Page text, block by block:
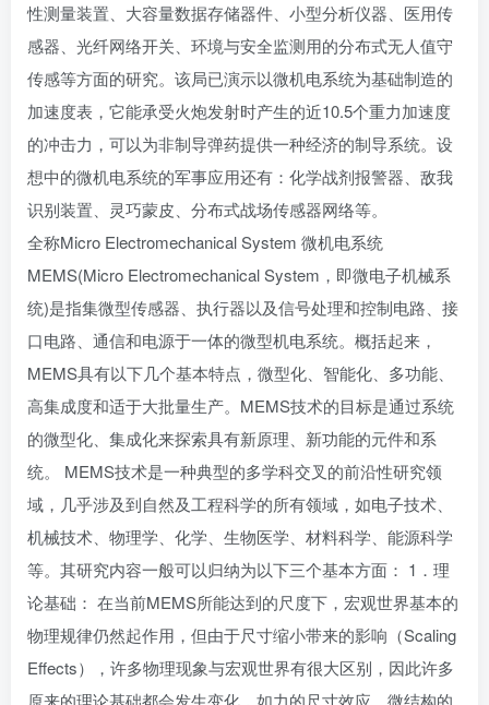
性测量装置、大容量数据存储器件、小型分析仪器、医用传
感器、光纤网络开关、环境与安全监测用的分布式无人值守
传感等方面的研究。该局已演示以微机电系统为基础制造的
加速度表，它能承受火炮发射时产生的近10.5个重力加速度
的冲击力，可以为非制导弹药提供一种经济的制导系统。设
想中的微机电系统的军事应用还有： 化学战剂报警器 、敌我
识别装置、灵巧蒙皮、分布式战场传感器网络等。
全称Micro Electromechanical System 微机电系统
MEMS(Micro Electromechanical System，即微电子机械系
统)是指集微型传感器、执行器以及信号处理和控制电路、接
口电路、通信和电源于一体的微型机电系统。概括起来，
MEMS具有以下几个基本特点，微型化、智能化、多功能、
高集成度和适于大批量生产。MEMS技术的目标是通过系统
的微型化、集成化来探索具有新原理、新功能的元件和系
统。 MEMS技术是一种典型的多学科交叉的前沿性研究领
域，几乎涉及到自然及工程科学的所有领域，如电子技术、
机械技术、物理学、化学、生物医学、材料科学、能源科学
等。其研究内容一般可以归纳为以下三个基本方面： 1．理
论基础： 在当前MEMS所能达到的尺度下，宏观世界基本的
物理规律仍然起作用，但由于尺寸缩小带来的影响（Scaling
Effects），许多物理现象与宏观世界有很大区别，因此许多
原来的理论基础都会发生变化，如力的尺寸效应 、微结构的